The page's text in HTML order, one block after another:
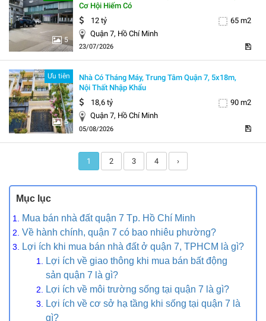
5
Cơ Hội Hiếm Có
12 tỷ
65 m2
Quận 7, Hồ Chí Minh
23/07/2026
5
Ưu tiên
Nhà Có Tháng Máy, Trung Tâm Quận 7, 5x18m,
Nội Thất Nhập Khẩu
18,6 tỷ
90 m2
Quận 7, Hồ Chí Minh
05/08/2026
1 2 3 4 ›
Mục lục
Mua bán nhà đất quận 7 Tp. Hồ Chí Minh
Về hành chính, quận 7 có bao nhiêu phường?
Lợi ích khi mua bán nhà đất ở quận 7, TPHCM là gì?
Lợi ích về giao thông khi mua bán bất động
sản quận 7 là gì?
Lợi ích về môi trường sống tại quận 7 là gì?
Lợi ích về cơ sở hạ tầng khi sống tại quận 7 là
gì?